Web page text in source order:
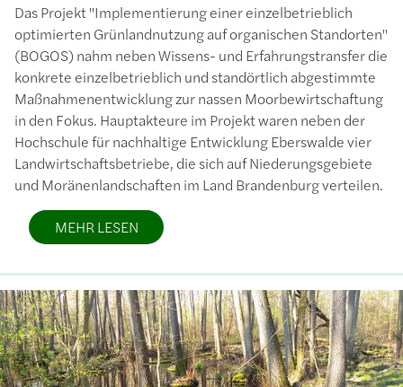
Das Projekt "Implementierung einer einzelbetrieblich
optimierten Grünlandnutzung auf organischen Standorten"
(BOGOS) nahm neben Wissens- und Erfahrungstransfer die
konkrete einzelbetrieblich und standörtlich abgestimmte
Maßnahmenentwicklung zur nassen Moorbewirtschaftung
in den Fokus. Hauptakteure im Projekt waren neben der
Hochschule für nachhaltige Entwicklung Eberswalde vier
Landwirtschaftsbetriebe, die sich auf Niederungsgebiete
und Moränenlandschaften im Land Brandenburg verteilen.
MEHR LESEN
Bild